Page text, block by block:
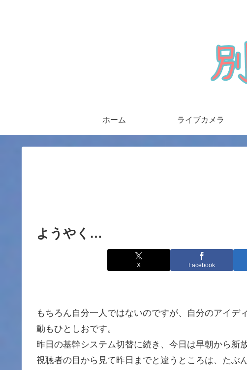
ホーム ライブカメラ
ようやく…
X Facebook
もちろん自分一人ではないのですが、自分のアイデ
動もひとしおです。
昨日の基幹システム切替に続き、今日は早朝から新
視聴者の目から見て昨日までと違うところは、たぶ